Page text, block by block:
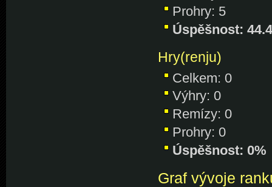
Prohry: 5
Úspěšnost:
Hry(renju)
Celkem: 0
Výhry: 0
Remízy: 0
Prohry: 0
Úspěšnost: 0%
Graf vývoje